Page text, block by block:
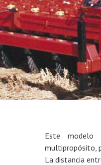
Este modelo
multipropósito,
La distancia